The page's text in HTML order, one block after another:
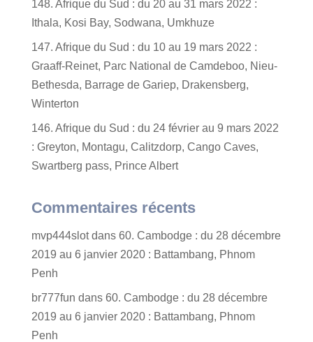
148. Afrique du Sud : du 20 au 31 mars 2022 :
Ithala, Kosi Bay, Sodwana, Umkhuze
147. Afrique du Sud : du 10 au 19 mars 2022 :
Graaff-Reinet, Parc National de Camdeboo, Nieu-
Bethesda, Barrage de Gariep, Drakensberg,
Winterton
146. Afrique du Sud : du 24 février au 9 mars 2022
: Greyton, Montagu, Calitzdorp, Cango Caves,
Swartberg pass, Prince Albert
Commentaires récents
mvp444slotdans 60. Cambodge : du 28 décembre
2019 au 6 janvier 2020 : Battambang, Phnom
Penh
br777fun dans 60. Cambodge : du 28 décembre
2019 au 6 janvier 2020 : Battambang, Phnom
Penh